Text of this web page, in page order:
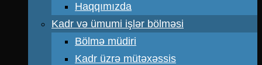
Haqqımızda
Kadr və ümumi işlər bölməsi
Bölmə müdiri
Kadr üzrə mütəxəssis